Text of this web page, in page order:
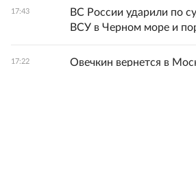
17:43
ВС России ударили по
ВСУ в Черном море и
17:22
Овечкин вернется в